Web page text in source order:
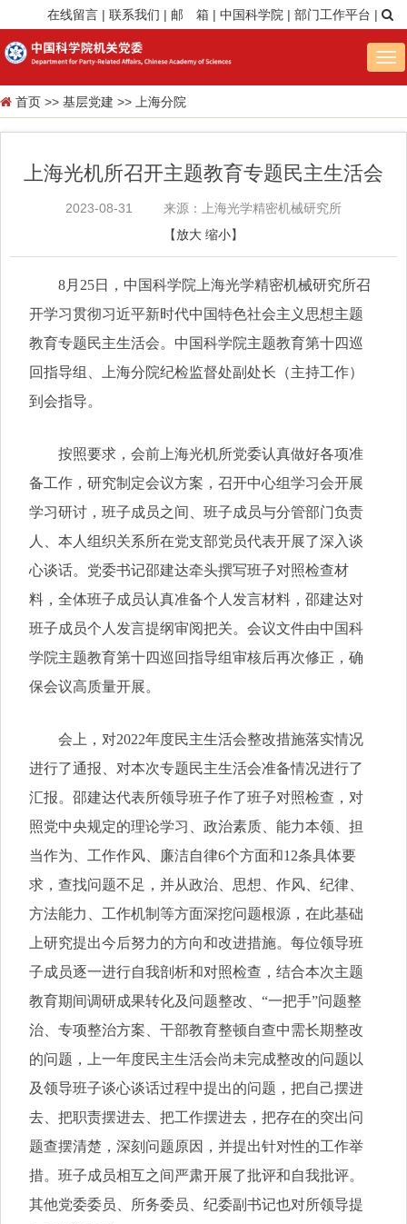
在线留言 | 联系我们 | 邮 箱 | 中国科学院 | 部门工作平台 |
首页 >> 基层党建 >> 上海分院
上海光机所召开主题教育专题民主生活会
2023-08-31
来源：上海光学精密机械研究所
【放大 缩小】
8月25日，中国科学院上海光学精密机械研究所召
开学习贯彻习近平新时代中国特色社会主义思想主题
教育专题民主生活会。中国科学院主题教育第十四巡
回指导组、上海分院纪检监督处副处长（主持工作）
到会指导。
按照要求，会前上海光机所党委认真做好各项准
备工作，研究制定会议方案，召开中心组学习会开展
学习研讨，班子成员之间、班子成员与分管部门负责
人、本人组织关系所在党支部党员代表开展了深入谈
心谈话。党委书记邵建达牵头撰写班子对照检查材
料，全体班子成员认真准备个人发言材料，邵建达对
班子成员个人发言提纲审阅把关。会议文件由中国科
学院主题教育第十四巡回指导组审核后再次修正，确
保会议高质量开展。
会上，对2022年度民主生活会整改措施落实情况
进行了通报、对本次专题民主生活会准备情况进行了
汇报。邵建达代表所领导班子作了班子对照检查，对
照党中央规定的理论学习、政治素质、能力本领、担
当作为、工作作风、廉洁自律6个方面和12条具体要
求，查找问题不足，并从政治、思想、作风、纪律、
方法能力、工作机制等方面深挖问题根源，在此基础
上研究提出今后努力的方向和改进措施。每位领导班
子成员逐一进行自我剖析和对照检查，结合本次主题
教育期间调研成果转化及问题整改、“一把手”问题整
治、专项整治方案、干部教育整顿自查中需长期整改
的问题，上一年度民主生活会尚未完成整改的问题以
及领导班子谈心谈话过程中提出的问题，把自己摆进
去、把职责摆进去、把工作摆进去，把存在的突出问
题查摆清楚，深刻问题原因，并提出针对性的工作举
措。班子成员相互之间严肃开展了批评和自我批评。
其他党委委员、所务委员、纪委副书记也对所领导提